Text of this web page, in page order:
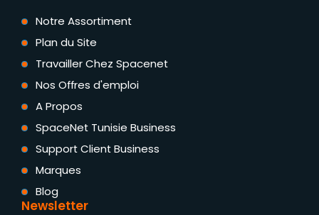
Notre Assortiment
Plan du Site
Travailler Chez Spacenet
Nos Offres d'emploi
A Propos
SpaceNet Tunisie Business
Support Client Business
Marques
Blog
Newsletter